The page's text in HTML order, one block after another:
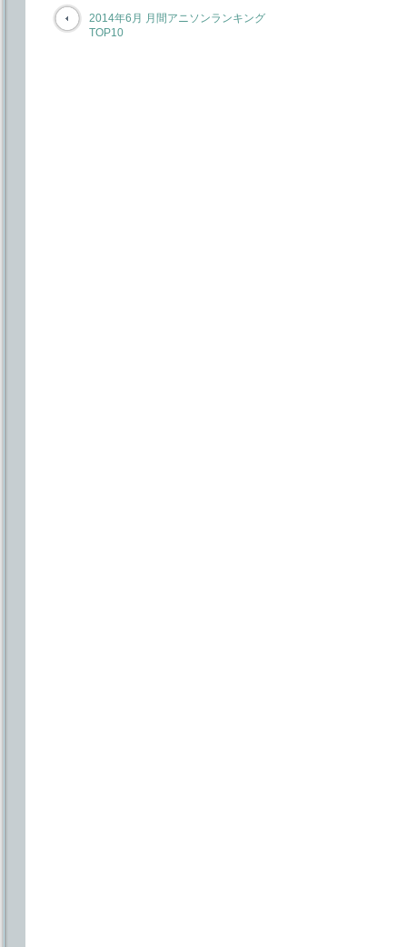
2014年6月 月間アニソンランキング
TOP10